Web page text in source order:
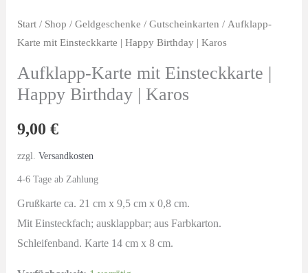
Start/ Shop / Geldgeschenke / Gutscheinkarten / Aufklapp-
Karte mit Einsteckkarte | Happy Birthday | Karos
Aufklapp-Karte mit Einsteckkarte |
Happy Birthday | Karos
9,00 €
zzgl. Versandkosten
4-6 Tage ab Zahlung
Grußkarte ca. 21 cm x 9,5 cm x 0,8 cm.
Mit Einsteckfach; ausklappbar; aus Farbkarton.
Schleifenband. Karte 14 cm x 8 cm.